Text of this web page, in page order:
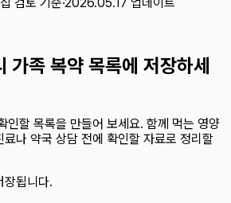
가족 복약 목록에 저장하세
인할 목록을 만들어 보세요. 함께 먹는 영양
료나 약국 상담 전에 확인할 자료로 정리할
장됩니다.